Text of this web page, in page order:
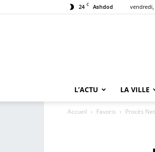
24 C Ashdod vendredi,
L’ACTU LA VILLE
Accueil Favoris Procès